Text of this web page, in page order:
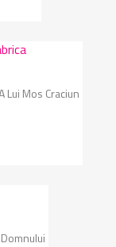
Lui Mos Craciun